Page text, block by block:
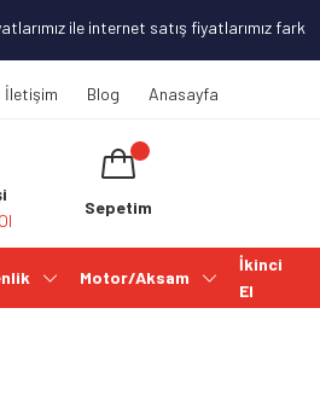
ile internet satış fiyatlarımız
İletişim Blog Anasayfa
Sepetim
Motor/Aksam
İkinci
El